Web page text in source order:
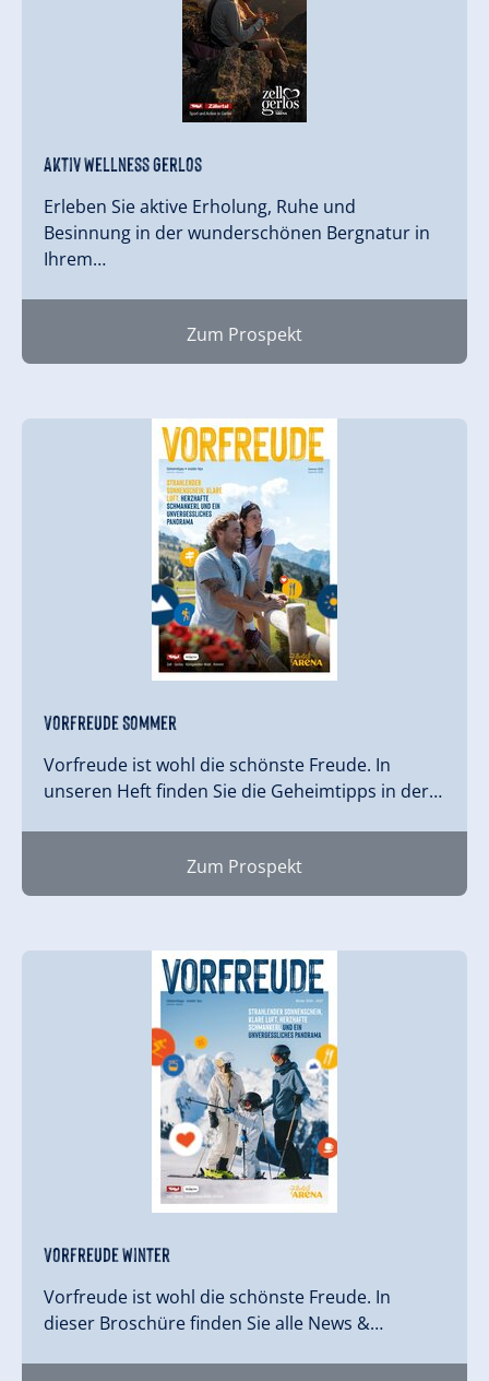
Aktiv Wellness Gerlos
Erleben Sie aktive Erholung, Ruhe und
Besinnung in der wunderschönen Bergnatur in
Ihrem…
Zum Prospekt
Vorfreude Sommer
Vorfreude ist wohl die schönste Freude. In
unseren Heft finden Sie die Geheimtipps in der…
Zum Prospekt
Vorfreude Winter
Vorfreude ist wohl die schönste Freude. In
dieser Broschüre finden Sie alle News &…